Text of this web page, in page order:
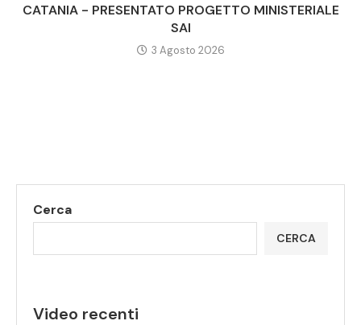
CATANIA - PRESENTATO PROGETTO MINISTERIALE
SAI
3 Agosto 2026
Cerca
CERCA
Video recenti